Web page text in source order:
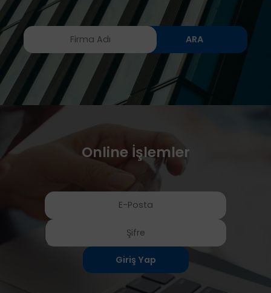
ARA
Online İşlemler
Giriş Yap